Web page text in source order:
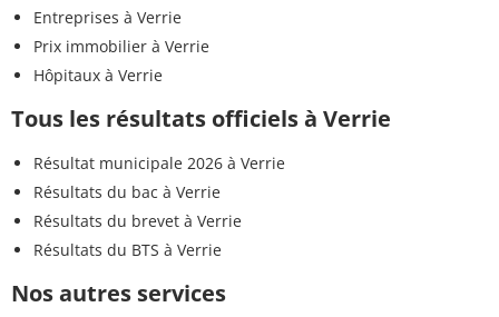
Entreprises à Verrie
Prix immobilier à Verrie
Hôpitaux à Verrie
Tous les résultats officiels à Verrie
Résultat municipale 2026 à Verrie
Résultats du bac à Verrie
Résultats du brevet à Verrie
Résultats du BTS à Verrie
Nos autres services